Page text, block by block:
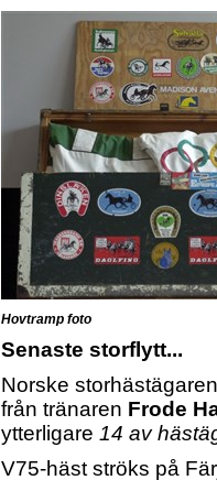
Hovtramp foto
Senaste storflytt...
Norske
från tränaren Frode
ytterligare 14 av
V75-häst ströks på